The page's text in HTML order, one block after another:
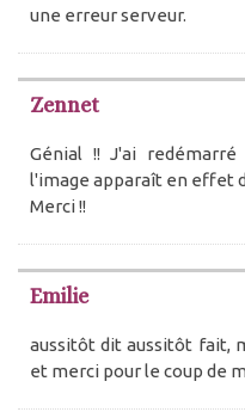
une erreur serveur.
Zennet
Génial !! J'ai
l'image apparaît en effet
Merci !!
Emilie
aussitôt dit aussitôt fait,
et merci pour le coup de